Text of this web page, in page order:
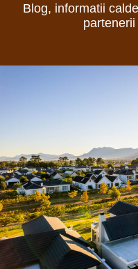
Blog, informatii